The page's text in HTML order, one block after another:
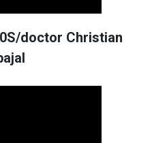
doctor Christian